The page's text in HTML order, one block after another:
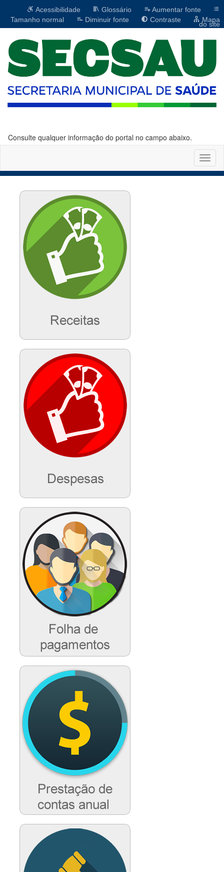
Acessibilidade Glossário
Aumentar fonte
Tamanho normal
Diminuir fonte Contraste Mapa
do site
Consulte qualquer informação do portal no campo abaixo.